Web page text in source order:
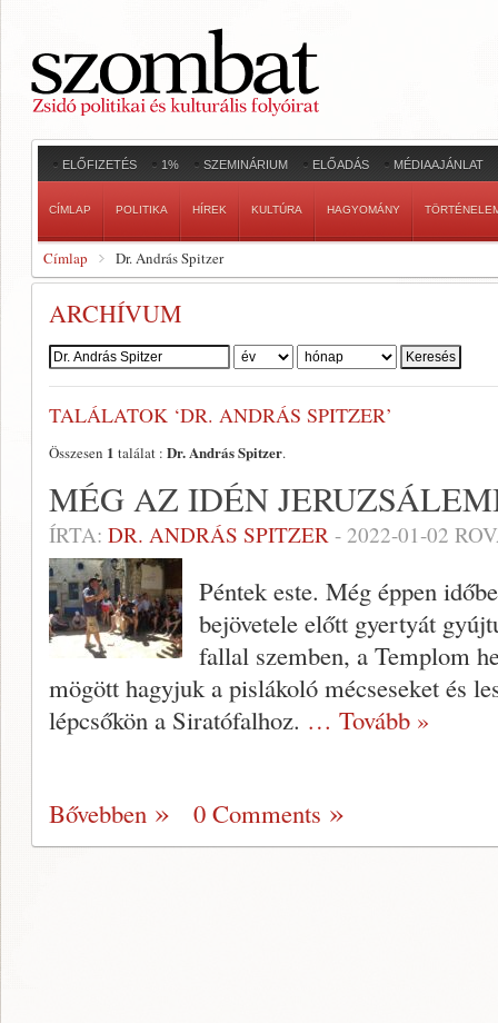
ELŐFIZETÉS 1% SZEMINÁRIUM ELŐADÁS MÉDIAAJÁNLAT
CÍMLAP POLITIKA HÍREK KULTÚRA HAGYOMÁNY
Címlap Dr. András Spitzer
ARCHÍVUM
Szerző:
TALÁLATOK ‘DR. ANDRÁS SPITZER’
Összesen 1 találat : Dr. András Spitzer.
MÉG AZ IDÉN
ÍRTA: DR. ANDRÁS SPITZER - 2022-01-02
Péntek este. Még éppen
bejövetele előtt gyertyát
fallal szemben, a Templom
mögött hagyjuk a pislákoló mécseseket és
lépcsőkön a Siratófalhoz. … Tovább »
Bővebben 0 Comments